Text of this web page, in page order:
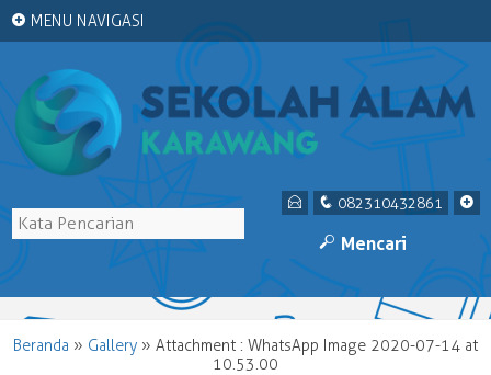
+ MENU NAVIGASI
+
q 082310432861
E
M Mencari
Beranda » Gallery » Attachment : WhatsApp Image 2020-07-14 at
10.53.00